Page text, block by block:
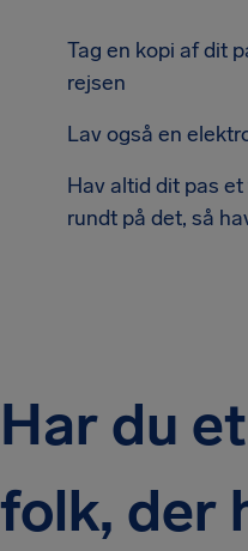
Tag en kopi af dit
rejsen
Lav også en
Hav altid dit pas
rundt på det, så
Har du
folk, der